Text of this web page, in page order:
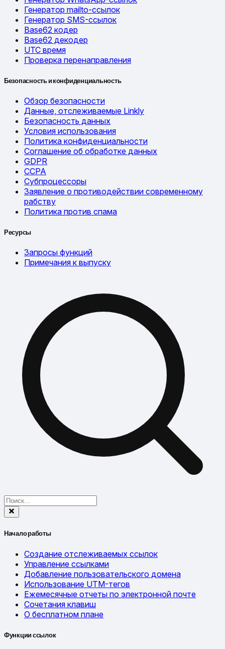
Генератор mailto-ссылок
Генератор SMS-ссылок
Base62 кодер
Base62 декодер
UTC время
Проверка перенаправления
Безопасность и конфиденциальность
Обзор безопасности
Данные, отслеживаемые Linkly
Безопасность данных
Условия использования
Политика конфиденциальности
Соглашение об обработке данных
GDPR
CCPA
Субпроцессоры
Заявление о противодействии современному
рабству
Политика против спама
Ресурсы
Запросы функций
Примечания к выпуску
Начало работы
Создание отслеживаемых ссылок
Управление ссылками
Добавление пользовательского домена
Использование UTM-тегов
Ежемесячные отчеты по электронной почте
Сочетания клавиш
О бесплатном плане
Функции ссылок